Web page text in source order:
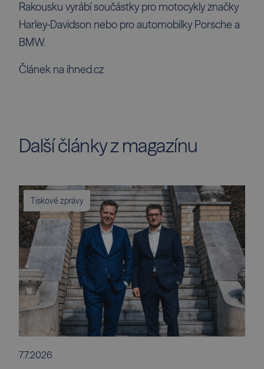
Rakousku vyrábí součástky pro motocykly značky
Harley-Davidson nebo pro automobilky Porsche a
BMW.
Článek na ihned.cz
Další články z magazínu
Tiskové zprávy
7.7.2026